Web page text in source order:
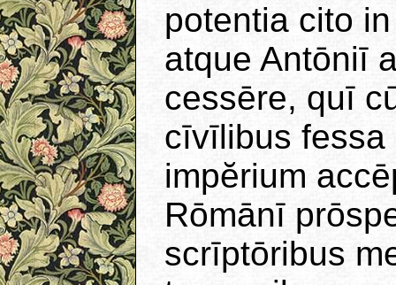
potentia cito
atque Antōniī
cessēre, quī
cīvīlibus fessa
impĕrium
Rōmānī
scrīptōribus